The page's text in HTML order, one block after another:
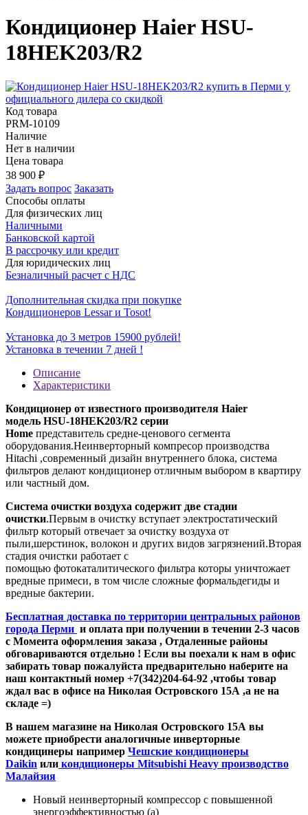
Кондиционер Haier HSU-
18HEK203/R2
Код товара
PRM-10109
Наличие
Нет в наличии
Цена товара
38 900 ₽
Задать вопрос Заказать
Способы оплаты
Для физических лиц
Наличными
Банковской картой
В рассрочку или кредит
Для юридических лиц
Безналичный расчет с НДС
Дополнительная скидка при покупке
Кондиционеров Lessar и Tosot!
Установка до 3 метров 15900 рублей!
Установка в течении 7 дней !
Описание
Характеристики
Кондиционер от известного производителя Haier
модель HSU-18HEK203/R2 серии
Home представитель средне-ценового сегмента
оборудования.Неинверторный компресор производства
Hitachi ,современный дизайн внутреннего блока, система
фильтров делают кондиционер отличным выбором в квартиру
или частный дом.
Система очистки воздуха содержит две стадии
очистки.Первым в очистку вступает электростатический
фильтр который отвечает за очистку воздуха от
пыли,шерстинок, волокон и других видов загрязнений.Вторая
стадия очистки работает с
помощью фотокаталитического фильтра которы уничтожает
вредные примеси, в том числе сложные формальдегиды и
вредные бактерии.
Бесплатная доставка по территории центральных районов
города Перми и оплата при получении в течении 2-3 часов
с Момента оформления заказа , Отдаленные районы
обговариваются отдельно ! Если вы поехали к нам в офис
забирать товар пожалуйста предварительно наберите на
наш контактный номер +7(342)204-64-92 ,чтобы товар
ждал вас в офисе на Николая Островского 15А ,а не на
складе =)
В нашем магазине на Николая Островского 15А вы
можете приобрести аналогичные инверторные
кондицинеры например Чешские кондиционеры
Daikin или кондиционеры Mitsubishi Heavy производство
Малайзия
Новый неинверторный компрессор с повышенной
энергоэффективностью (а)